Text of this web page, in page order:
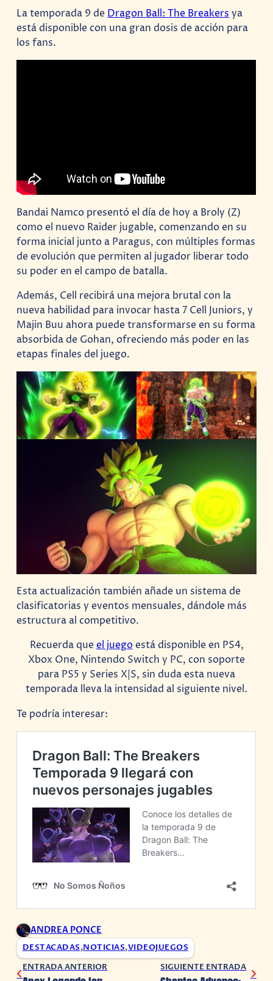
La temporada 9 de Dragon Ball: The Breakers ya
está disponible con una gran dosis de acción para
los fans.
Bandai Namco presentó el día de hoy a Broly (Z)
como el nuevo Raider jugable, comenzando en su
forma inicial junto a Paragus, con múltiples formas
de evolución que permiten al jugador liberar todo
su poder en el campo de batalla.
Además, Cell recibirá una mejora brutal con la
nueva habilidad para invocar hasta 7 Cell Juniors, y
Majin Buu ahora puede transformarse en su forma
absorbida de Gohan, ofreciendo más poder en las
etapas finales del juego.
Esta actualización también añade un sistema de
clasificatorias y eventos mensuales, dándole más
estructura al competitivo.
Recuerda queel juegoestá disponible en PS4,
Xbox One, Nintendo Switch y PC, con soporte
para PS5 y Series X|S, sin duda esta nueva
temporada lleva la intensidad al siguiente nivel.
Te podría interesar:
ANDREA PONCE
DESTACADAS,NOTICIAS,VIDEOJUEGOS
ENTRADA ANTERIOR
SIGUIENTE ENTRADA